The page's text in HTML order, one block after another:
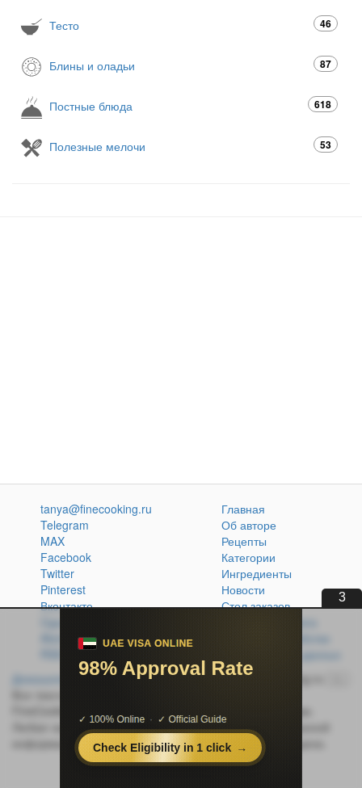
Тесто 46
Блины и оладьи 87
Постные блюда 618
Полезные мелочи 53
2
tanya@finecooking.ru
Telegram
MAX
Facebook
Twitter
Pinterest
Вконтакте
Одноклассники
Главная
Об авторе
Рецепты
Категории
Ингредиенты
Новости
Стол заказов
Политика обработки
персональных данных
Домашняя кухня без проблем© 2014-2026 FineCooking.ru
FineCooking.ru, защищены законом об авторском праве.
Любая частичная или полная перепечатка опубликованной
информации без активной ссылки на источник запрещена.